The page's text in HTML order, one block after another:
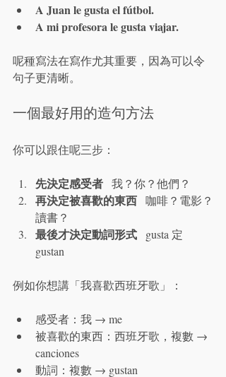
A Juan le gusta el fútbol.
A mi profesora le gusta viajar.
呢種寫法在寫作尤其重要，因為可以令
句子更清晰。
一個最好用的造句方法
你可以跟住呢三步：
先決定感受者
   我？你？他們？
再決定被喜歡的東西
   咖啡？電影？
讀書？
最後才決定動詞形式
   gusta 定
gustan
例如你想講「我喜歡西班牙歌」：
感受者：我 → me
被喜歡的東西：西班牙歌，複數 →
canciones
動詞：複數 → gustan